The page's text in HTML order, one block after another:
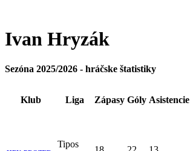
Ivan Hryzák
Sezóna 2025/2026 - hráčske štatistiky
Klub Liga Zápasy Góly Asistencie
Tipos